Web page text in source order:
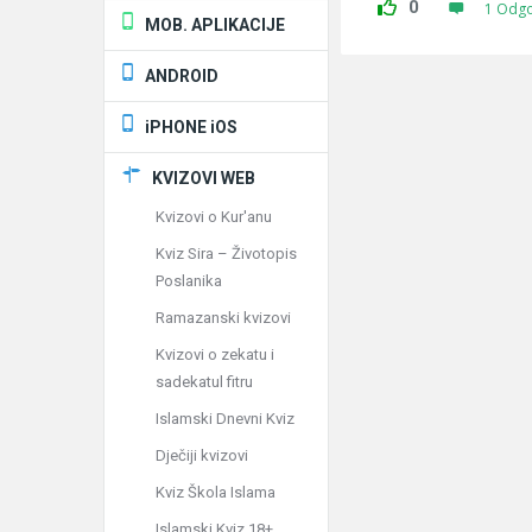
0 1
MOB. APLIKACIJE
ANDROID
iPHONE iOS
KVIZOVI WEB
Kvizovi o Kur'anu
Kviz Sira – Životopis
Poslanika
Ramazanski kvizovi
Kvizovi o zekatu i
sadekatul fitru
Islamski Dnevni Kviz
Dječiji kvizovi
Kviz Škola Islama